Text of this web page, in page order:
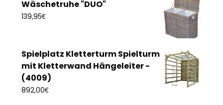
Wäschetruhe "DUO"
139,95€
Spielplatz Kletterturm Spielturm
mit Kletterwand Hängeleiter -
(4009)
892,00€